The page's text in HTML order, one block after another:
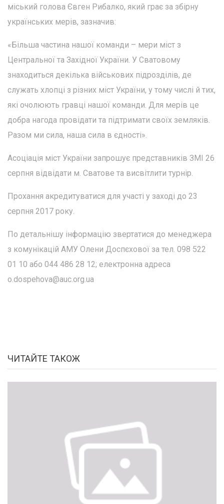
міський голова Євген Рибалко, який грає за збірну
українських мерів, зазначив:
«Більша частина нашої команди – мери міст з
Центральної та Західної України. У Сватовому
знаходиться декілька військових підрозділів, де
служать хлопці з різних міст України, у тому числі й тих,
які очолюють гравці нашої команди. Для мерів це
добра нагода провідати та підтримати своїх земляків.
Разом ми сила, наша сила в єдності».
Асоціація міст України запрошує представників ЗМІ 26
серпня відвідати м. Сватове та висвітлити турнір.
Прохання акредитуватися для участі у заході до 23
серпня 2017 року.
По детальнішу інформацію звертатися до менеджера
з комунікацій АМУ Олени Доспєхової за тел. 098 522
01 10 або 044 486 28 12; електронна адреса
o.dospehova@auc.org.ua
ЧИТАЙТЕ ТАКОЖ